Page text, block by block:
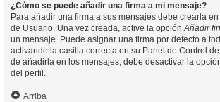
¿Cómo se puede añadir una firma a mi mensaje?
Para añadir una firma a sus mensajes debe crearla
de Usuario. Una vez creada, active la opciónAñadir
un mensaje. Puede asignar una firma por defecto a
activando la casilla correcta en su Panel de Control
de añadirla en los mensajes, debe desactivar la
del perfil.
Arriba